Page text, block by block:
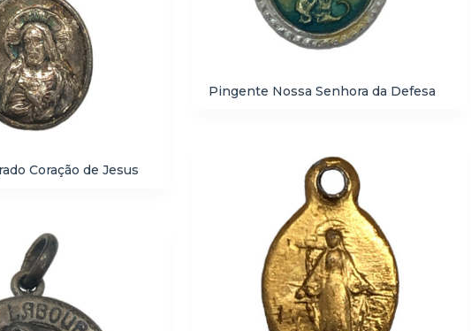
Pingente Nossa Senhora da Defesa
Coração de Jesus